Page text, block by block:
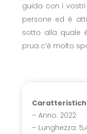
guida con i
persone ed è
sotto alla quale
prua c’è molto
– Anno: 2022
– Lunghezza: